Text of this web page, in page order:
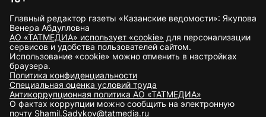
Главный редактор газеты «Казанские ведомости»: Якупова
Венера Абдулловна
АО «ТАТМЕДИА» использует «cookie» для персонализации
сервисов и удобства пользователей сайтом.
Использование «cookie» можно отменить в настройках
браузера.
Политика конфиденциальности
Специальная оценка условий труда
Антикоррупционная политика АО «ТАТМЕДИА»
О фактах коррупции можно сообщить на электронную
почту Shamil.Sadykov@tatmedia.ru